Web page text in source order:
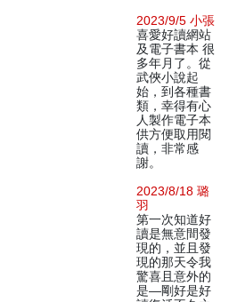
2023/9/5 小張
喜愛好讀網站
及電子書本 很
多年月了。從
武俠小說起
始，到各種書
類，幸得有心
人製作電子本
供方便取用閱
讀，非常感
謝。
2023/8/18 璐
羽
第一次知道好
讀是無意間發
現的，並且發
現的那天令我
驚喜且意外的
是—剛好是好